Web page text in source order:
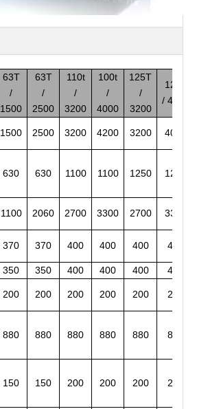
63T
/
1500
63T
/
2500
110t
/
3200
100t
/
4000
125T
/
3200
125T
/ 4000
1500 2500 3200 4200 3200 4000
630 630 1100 1100 1250 1250
1100 2060 2700 3300 2700 3300
370 370 400 400 400 400
350 350 400 400 400
400
200 200 200 200 200 200
880 880 880 880 880 880
150 150 200 200 200 200